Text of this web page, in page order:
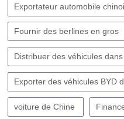
Exportateur automobile
Fournir des berlines en gros
Distribuer des véhicules
Exporter des véhicules BYD
voiture de Chine